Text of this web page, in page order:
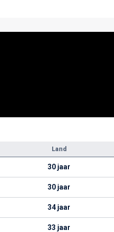
Land
30 jaar
30 jaar
34 jaar
33 jaar